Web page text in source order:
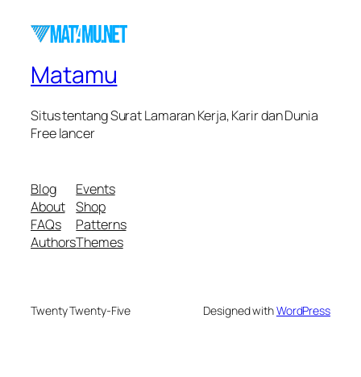
Matamu
Situs tentang Surat Lamaran Kerja, Karir dan Dunia
Free lancer
Blog
About
FAQs
Authors
Events
Shop
Patterns
Themes
Twenty Twenty-Five Designed withWordPress